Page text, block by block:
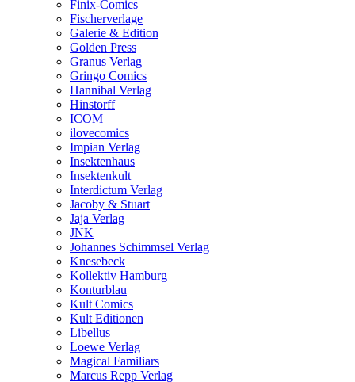
Finix-Comics
Fischerverlage
Galerie & Edition
Golden Press
Granus Verlag
Gringo Comics
Hannibal Verlag
Hinstorff
ICOM
ilovecomics
Impian Verlag
Insektenhaus
Insektenkult
Interdictum Verlag
Jacoby & Stuart
Jaja Verlag
JNK
Johannes Schimmsel Verlag
Knesebeck
Kollektiv Hamburg
Konturblau
Kult Comics
Kult Editionen
Libellus
Loewe Verlag
Magical Familiars
Marcus Repp Verlag